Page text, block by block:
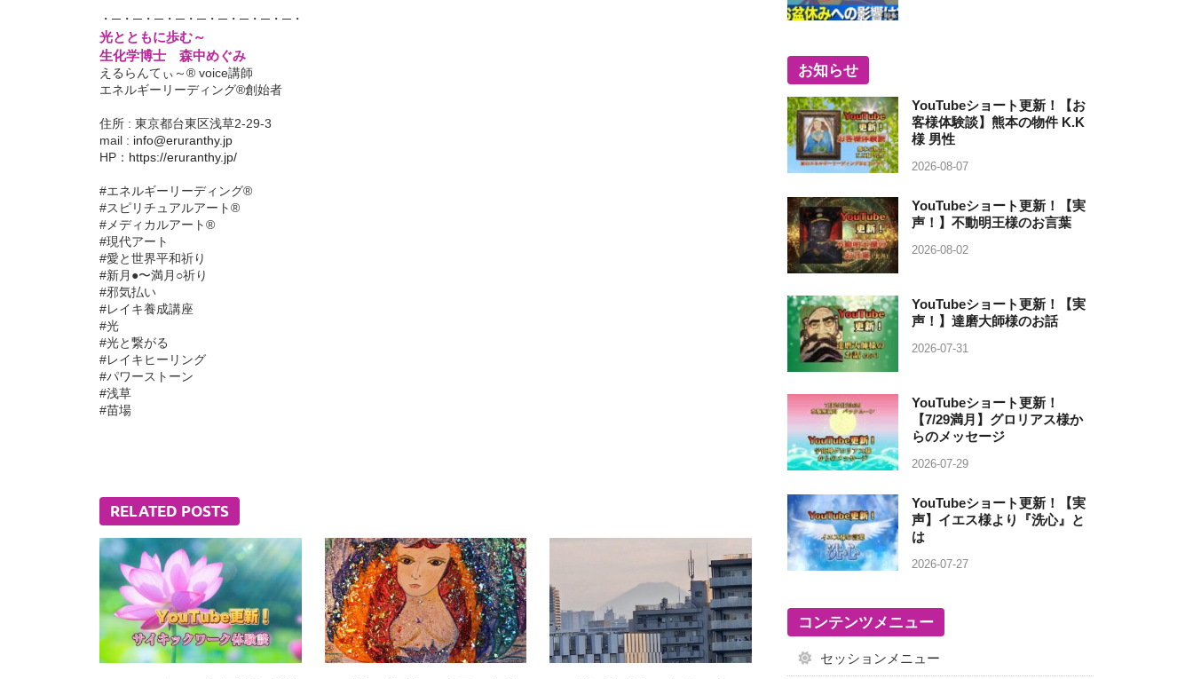
・─・─・─・─・─・─・─・─・─・
光とともに歩む～
生化学博士 森中めぐみ
えるらんてぃ～® voice講師
エネルギーリーディング®創始者
住所 : 東京都台東区浅草2-29-3
mail : info@eruranthy.jp
HP： https://eruranthy.jp/
#エネルギーリーディング®︎
#スピリチュアルアート®︎
#メディカルアート®︎
#現代アート
#愛と世界平和祈り
#新月●〜満月○祈り
#邪気払い
#レイキ養成講座
#光
#光と繋がる
#レイキヒーリング
#パワーストーン
#浅草
#苗場
RELATED POSTS
お知らせ
YouTubeショート更新！【お
客様体験談】熊本の物件 K.K
様 男性
2026-08-07
YouTubeショート更新！【実
声！】不動明王様のお言葉
2026-08-02
YouTubeショート更新！【実
声！】達磨大師様のお話
2026-07-31
YouTubeショート更新！
【7/29満月】グロリアス様か
らのメッセージ
2026-07-29
YouTubeショート更新！【実
声】イエス様より『洗心』と
は
2026-07-27
コンテンツメニュー
セッションメニュー